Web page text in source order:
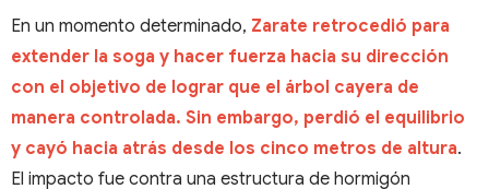
En un momento determinado, Zarate retrocedió para
extender la soga y hacer fuerza hacia su dirección
con el objetivo de lograr que el árbol cayera de
manera controlada. Sin embargo, perdió el equilibrio
y cayó hacia atrás desde los cinco metros de altura.
El impacto fue contra una estructura de hormigón